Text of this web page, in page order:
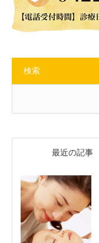
検索
最近の記事